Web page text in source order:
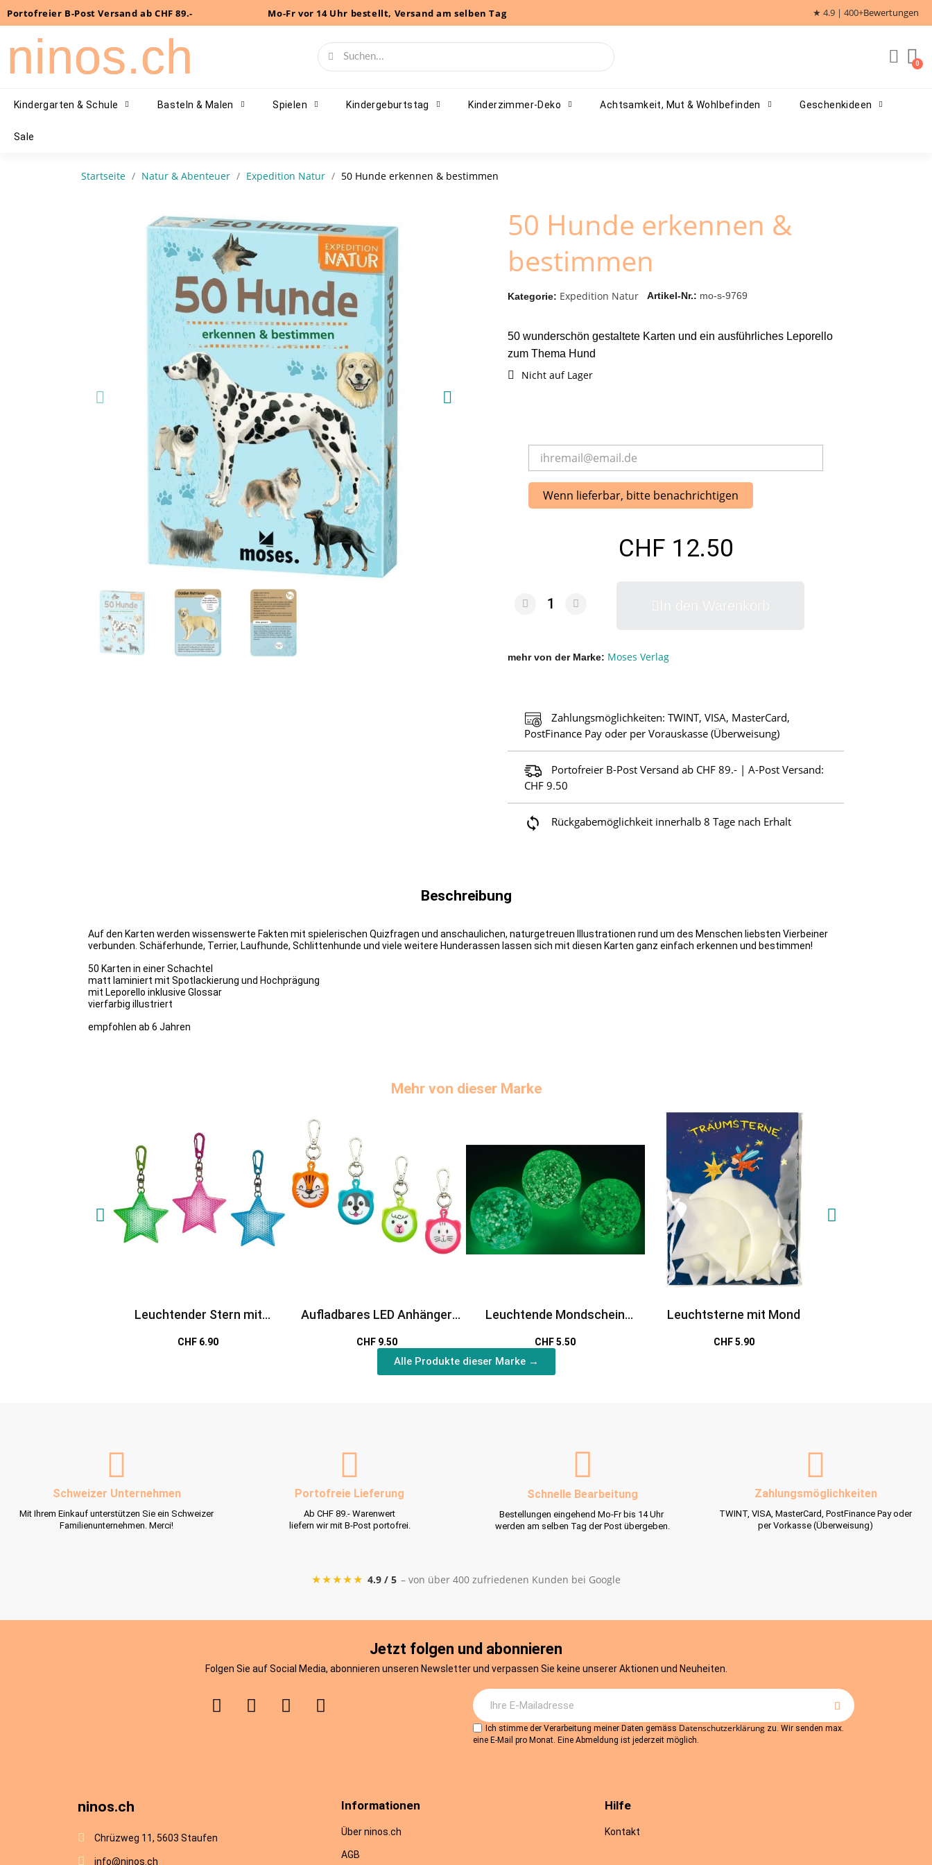
Portofreier B-Post Versand ab CHF 89.- Mo-Fr vor 14 Uhr bestellt, Versand am selben Tag ★ 4.9 | 400+Bewertungen
ninos.ch
Kindergarten & Schule Basteln & Malen Spielen Kindergeburtstag Kinderzimmer-Deko Achtsamkeit, Mut & Wohlbefinden Geschenkideen
Sale
Startseite Natur & Abenteuer Expedition Natur 50 Hunde erkennen & bestimmen
50 Hunde erkennen &
bestimmen
Kategorie Expedition Natur Artikel-Nr. mo-s-9769
50 wunderschön gestaltete Karten und ein ausführliches Leporello
zum Thema Hund
Nicht auf Lager
Wenn lieferbar, bitte benachrichtigen
CHF 12.50
mehr von der Marke Moses Verlag
Zahlungsmöglichkeiten: TWINT, VISA, MasterCard,
PostFinance Pay oder per Vorauskasse (Überweisung)
Portofreier B-Post Versand ab CHF 89.- | A-Post Versand:
CHF 9.50
Rückgabemöglichkeit innerhalb 8 Tage nach Erhalt
Beschreibung
Auf den Karten werden wissenswerte Fakten mit spielerischen Quizfragen und anschaulichen, naturgetreuen Illustrationen rund um des Menschen liebsten Vierbeiner
verbunden. Schäferhunde, Terrier, Laufhunde, Schlittenhunde und viele weitere Hunderassen lassen sich mit diesen Karten ganz einfach erkennen und bestimmen!
50 Karten in einer Schachtel
matt laminiert mit Spotlackierung und Hochprägung
mit Leporello inklusive Glossar
vierfarbig illustriert
empfohlen ab 6 Jahren
Mehr von dieser Marke
Leuchtender Stern mit
CHF 6.90
Aufladbares LED Anhänger
CHF 9.50
Leuchtende Mondschein
CHF 5.50
Leuchtsterne mit Mond
CHF 5.90
Alle Produkte dieser Marke →
Schweizer Unternehmen
Mit Ihrem Einkauf unterstützen Sie ein Schweizer
Familienunternehmen. Merci!
Portofreie Lieferung
Ab CHF 89.- Warenwert
liefern wir mit B-Post portofrei.
Schnelle Bearbeitung
Bestellungen eingehend Mo-Fr bis 14 Uhr
werden am selben Tag der Post übergeben.
Zahlungsmöglichkeiten
TWINT, VISA, MasterCard, PostFinance Pay oder
per Vorkasse (Überweisung)
★★★★★ 4.9 / 5 – von über 400 zufriedenen Kunden bei Google
Jetzt folgen und abonnieren
Folgen Sie auf Social Media, abonnieren unseren Newsletter und verpassen Sie keine unserer Aktionen und Neuheiten.
Ich stimme der Verarbeitung meiner Daten gemäss Datenschutzerklärung zu. Wir senden max.
eine E-Mail pro Monat. Eine Abmeldung ist jederzeit möglich.
ninos.ch
Chrüzweg 11, 5603 Staufen
info@ninos.ch
Informationen
Über ninos.ch
AGB
Hilfe
Kontakt